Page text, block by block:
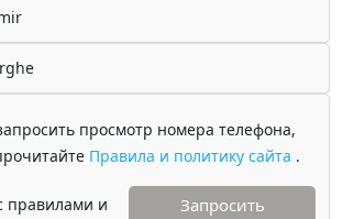
просмотр номера телефона,
Правила и политику сайта .
правилами и
Запросить